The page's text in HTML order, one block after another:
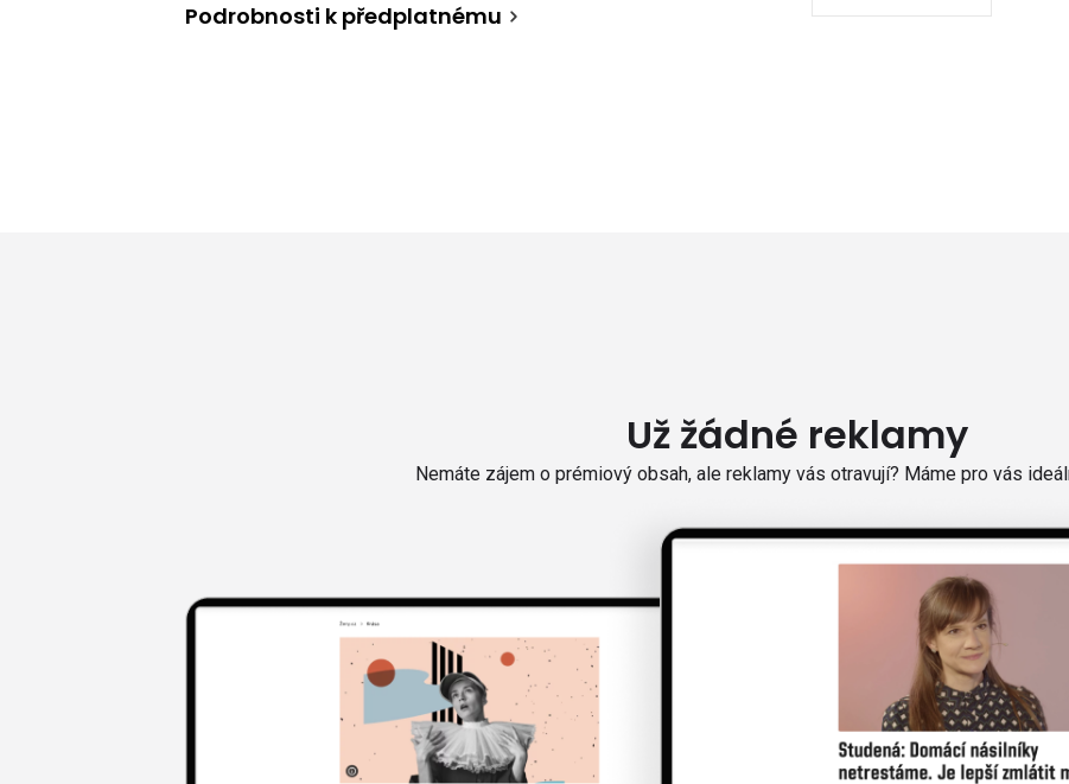
Podrobnosti k předplatnému
Už žádné reklamy
Nemáte zájem o prémiový obsah, ale reklamy vás otravují? Máme pro vás